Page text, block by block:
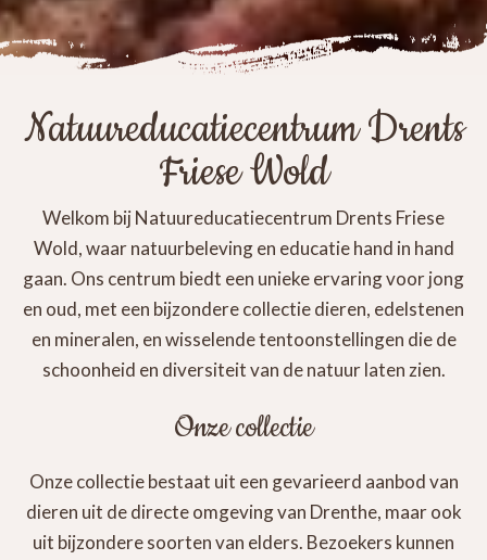
Natuureducatiecentrum Drents
Friese Wold
Welkom bij Natuureducatiecentrum Drents Friese
Wold, waar natuurbeleving en educatie hand in hand
gaan. Ons centrum biedt een unieke ervaring voor jong
en oud, met een bijzondere collectie dieren, edelstenen
en mineralen, en wisselende tentoonstellingen die de
schoonheid en diversiteit van de natuur laten zien.
Onze collectie
Onze collectie bestaat uit een gevarieerd aanbod van
dieren uit de directe omgeving van Drenthe, maar ook
uit bijzondere soorten van elders. Bezoekers kunnen